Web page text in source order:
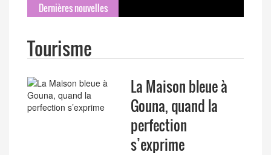
Dernières nouvelles
Tourisme
La Maison bleue à
Gouna, quand la
perfection
s’exprime